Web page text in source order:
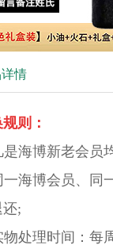
情
则：
是海博新老会员
一海博会员、同
;
物处理时间：每